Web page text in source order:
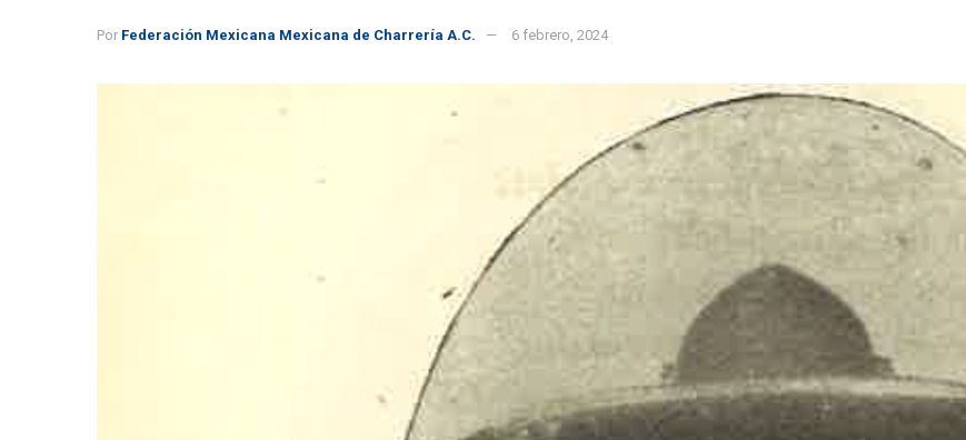
Por Federación Mexicana Mexicana de Charrería A.C. 6 febrero, 2024